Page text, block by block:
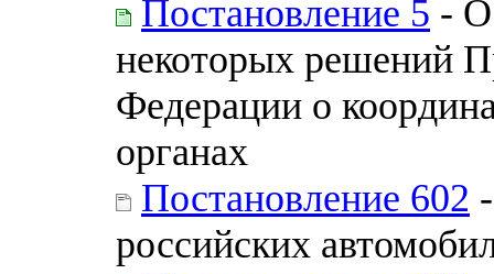
Постановление 5 - О
некоторых решений
Федерации о
органах
Постановление 602
российских